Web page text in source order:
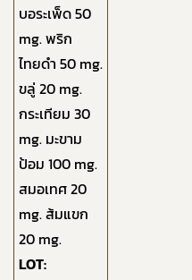
บอระเพ็ด 50
mg. พริก
ไทยดำ 50 mg.
ขลู่ 20 mg.
กระเทียม 30
mg. มะขาม
ป้อม 100 mg.
สมอเทศ 20
mg. ส้มแขก
20 mg.
LOT: